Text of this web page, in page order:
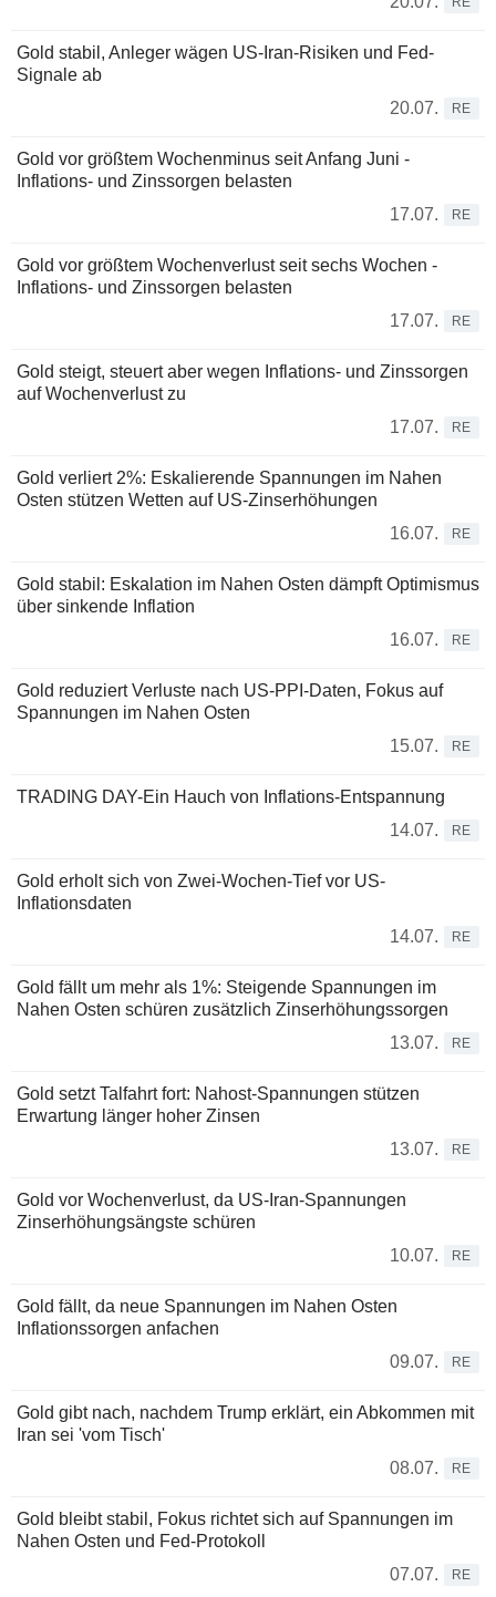
Gold stabil, Anleger wägen US-Iran-Risiken und Fed-
Signale ab
20.07.
RE
Gold vor größtem Wochenminus seit Anfang Juni -
Inflations- und Zinssorgen belasten
17.07.
RE
Gold vor größtem Wochenverlust seit sechs Wochen -
Inflations- und Zinssorgen belasten
17.07.
RE
Gold steigt, steuert aber wegen Inflations- und Zinssorgen
auf Wochenverlust zu
17.07.
RE
Gold verliert 2%: Eskalierende Spannungen im Nahen
Osten stützen Wetten auf US-Zinserhöhungen
16.07.
RE
Gold stabil: Eskalation im Nahen Osten dämpft Optimismus
über sinkende Inflation
16.07.
RE
Gold reduziert Verluste nach US-PPI-Daten, Fokus auf
Spannungen im Nahen Osten
15.07.
RE
TRADING DAY-Ein Hauch von Inflations-Entspannung
14.07.
RE
Gold erholt sich von Zwei-Wochen-Tief vor US-
Inflationsdaten
14.07.
RE
Gold fällt um mehr als 1%: Steigende Spannungen im
Nahen Osten schüren zusätzlich Zinserhöhungssorgen
13.07.
RE
Gold setzt Talfahrt fort: Nahost-Spannungen stützen
Erwartung länger hoher Zinsen
13.07.
RE
Gold vor Wochenverlust, da US-Iran-Spannungen
Zinserhöhungsängste schüren
10.07.
RE
Gold fällt, da neue Spannungen im Nahen Osten
Inflationssorgen anfachen
09.07.
RE
Gold gibt nach, nachdem Trump erklärt, ein Abkommen mit
Iran sei 'vom Tisch'
08.07.
RE
Gold bleibt stabil, Fokus richtet sich auf Spannungen im
Nahen Osten und Fed-Protokoll
07.07.
RE